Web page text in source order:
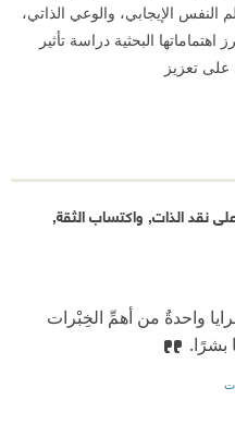
النفس الإيجابي، والوعي الذاتي،
البحثية دراسة تأثير
على تعزيز
نقد الذات, واكتساب الثقة,
واحدةٌ من أهمِّ الخِبْرات
بشرًا.